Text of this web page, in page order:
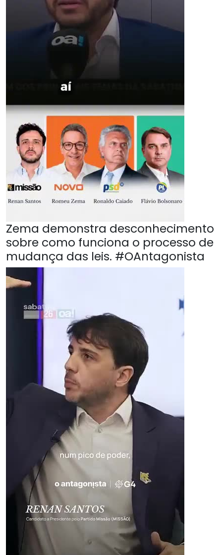
Zema demonstra desconhecimento
sobre como funciona o processo de
mudança das leis. #OAntagonista